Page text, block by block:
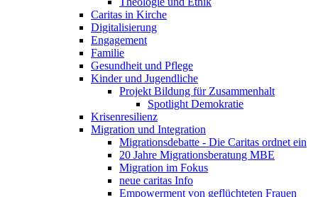
Caritas in Kirche
Digitalisierung
Engagement
Familie
Gesundheit und Pflege
Kinder und Jugendliche
Projekt Bildung für Zusammenhalt
Spotlight Demokratie
Krisenresilienz
Migration und Integration
Migrationsdebatte - Die Caritas ordnet ein
20 Jahre Migrationsberatung MBE
Migration im Fokus
neue caritas Info
Empowerment von geflüchteten Frauen